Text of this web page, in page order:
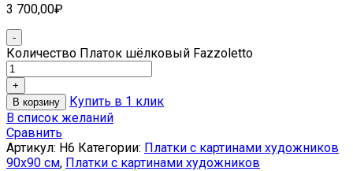
3 700,00₽
Количество Платок шёлковый Fazzoletto
В корзину
Купить в 1 клик
В список желаний
Сравнить
Артикул: H6 Категории: Платки с картинами художников
90х90 см, Платки с картинами художников